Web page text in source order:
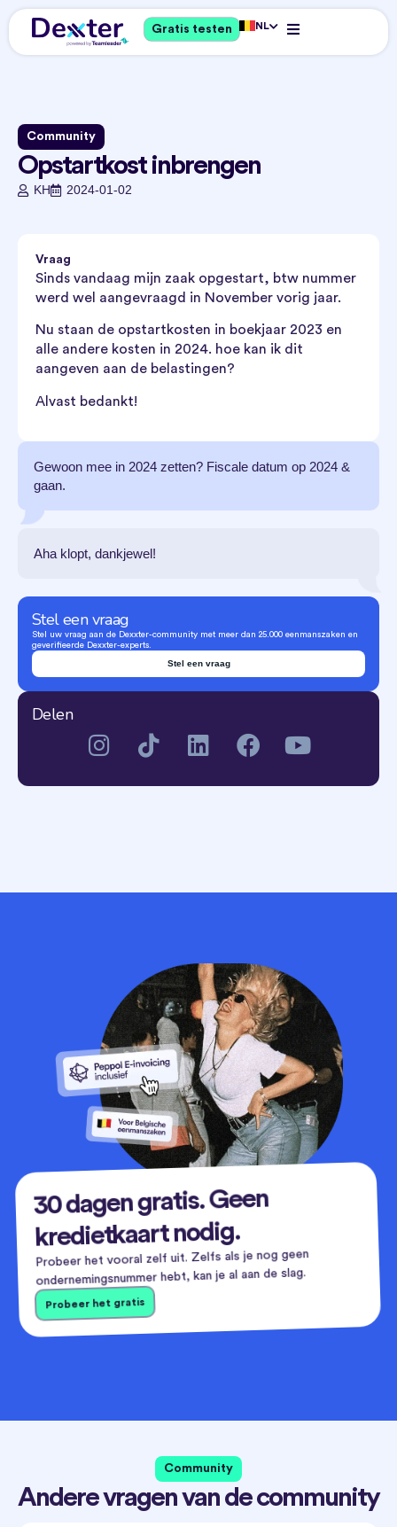
Gratis testen NL
Community
Opstartkost inbrengen
KH 2024-01-02
Vraag
Sinds vandaag mijn zaak opgestart, btw nummer
werd wel aangevraagd in November vorig jaar.
Nu staan de opstartkosten in boekjaar 2023 en
alle andere kosten in 2024. hoe kan ik dit
aangeven aan de belastingen?
Alvast bedankt!
Gewoon mee in 2024 zetten? Fiscale datum op 2024 &
gaan.
Aha klopt, dankjewel!
Stel een vraag
Stel uw vraag aan de Dexxter-community met meer dan 25.000 eenmanszaken en
geverifieerde Dexxter-experts.
Stel een vraag
Delen
30 dagen gratis. Geen
kredietkaart nodig.
Probeer het vooral zelf uit. Zelfs als je nog geen
ondernemingsnummer hebt, kan je al aan de slag.
Probeer het gratis
Community
Andere vragen van de community